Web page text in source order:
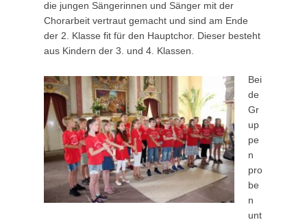
.
J
u
l
2
0
1
5
b
y
w
p
a
die jungen Sängerinnen und Sänger mit der
Chorarbeit vertraut gemacht und sind am Ende
der 2. Klasse fit für den Hauptchor. Dieser besteht
aus Kindern der 3. und 4. Klassen.
Bei
de
Gr
up
pe
n
pro
be
n
unt